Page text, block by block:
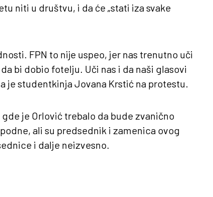
niti u društvu, i da će „stati iza svake
FPN to nije uspeo, jer nas trenutno uči
bi dobio fotelju. Uči nas i da naši glasovi
je studentkinja Jovana Krstić na protestu.
je Orlović trebalo da bude zvanično
ali su predsednik i zamenica ovog
i dalje neizvesno.